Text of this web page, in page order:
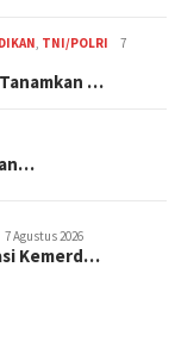
TNI/POLRI
7
…
7 Agustus 2026
Kemerd…